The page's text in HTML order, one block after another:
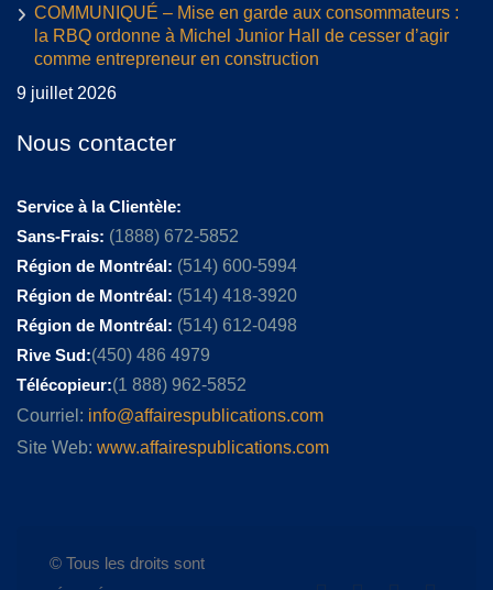
COMMUNIQUÉ – Mise en garde aux consommateurs :
la RBQ ordonne à Michel Junior Hall de cesser d’agir
comme entrepreneur en construction
9 juillet 2026
Nous contacter
Service à la Clientèle:
Sans-Frais: (1888) 672-5852
Région de Montréal: (514) 600-5994
Région de Montréal: (514) 418-3920
Région de Montréal: (514) 612-0498
Rive Sud:(450) 486 4979
Télécopieur:(1 888) 962-5852
Courriel: info@affairespublications.com
Site Web: www.affairespublications.com
© Tous les droits sont